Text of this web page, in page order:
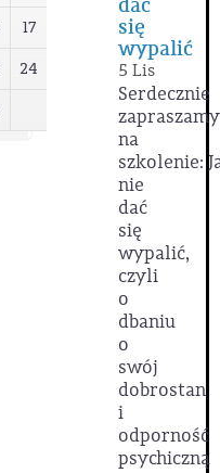
17
24
dać
się
wypalić
5 Lis
Serdecznie
zapraszamy
na
szkolenie:
nie
dać
się
wypalić,
czyli
o
dbaniu
o
swój
dobrostan
i
odporność
psychiczną